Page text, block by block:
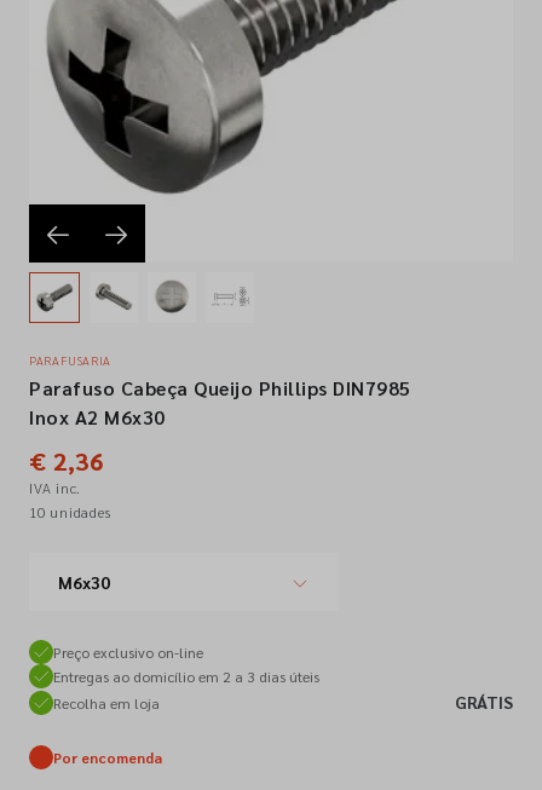
Pedidos de cotação
Marcas
Favoritos
Empresa
Contactos
Siga-nos nas redes sociais
PARAFUSARIA
Parafuso Cabeça Queijo Phillips DIN7985
Inox A2 M6x30
€ 2,36
IVA inc.
10 unidades
M6x30
Preço exclusivo on-line
Entregas ao domicílio em 2 a 3 dias úteis
Recolha em loja
GRÁTIS
Por encomenda